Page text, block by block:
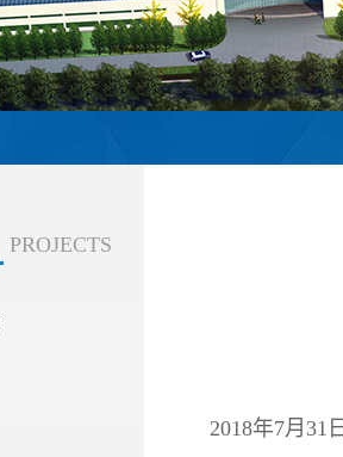
PROJECTS
2018年7月31